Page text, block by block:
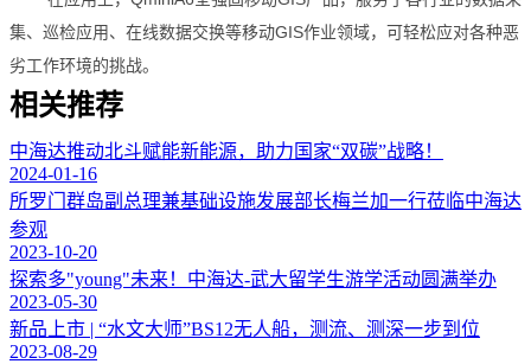
集、巡检应用、在线数据交换等移动GIS作业领域，可轻松应对各种恶
劣工作环境的挑战。
相关推荐
中海达推动北斗赋能新能源，助力国家“双碳”战略！
2024-01-16
所罗门群岛副总理兼基础设施发展部长梅兰加一行莅临中海达
参观
2023-10-20
探索多"young"未来！中海达-武大留学生游学活动圆满举办
2023-05-30
新品上市 | “水文大师”BS12无人船，测流、测深一步到位
2023-08-29